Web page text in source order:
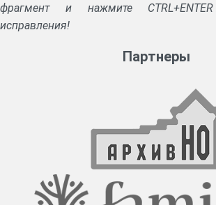
фрагмент и нажмите
исправления!
Партнеры